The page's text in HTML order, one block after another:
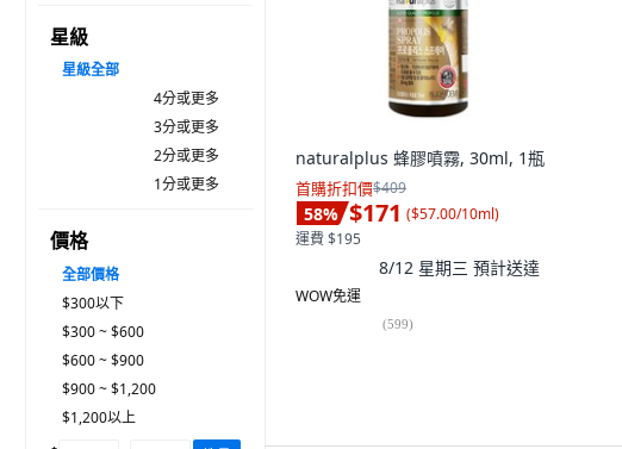
星級
星級全部
4分或更多
3分或更多
2分或更多
1分或更多
價格
全部價格
$300以下
$300 ~ $600
$600 ~ $900
$900 ~ $1,200
$1,200以上
naturalplus 蜂膠噴霧, 30ml, 1瓶
首購折扣價$409
58% $171 ($57.00/10ml)
運費 $195
8/12 星期三 預計送達
WOW免運
(599)